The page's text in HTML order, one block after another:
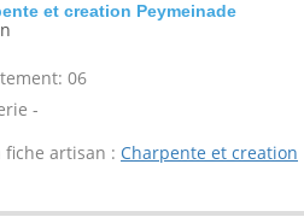
et creation Peymeinade
06
-
fiche artisan : Charpente et creation